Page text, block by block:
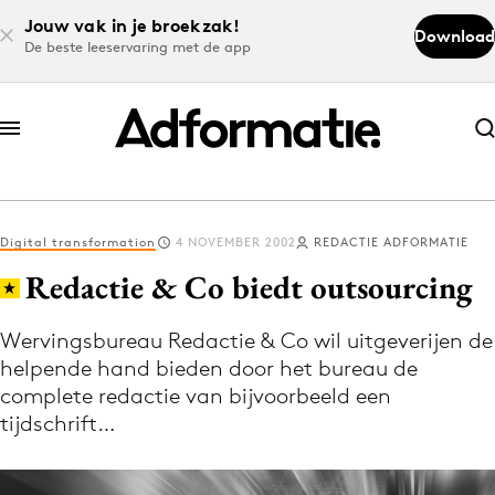
Jouw vak in je broekzak!
De beste leeservaring met de app
Download
Abonneer nu
Abonneer nu
Log in
Download de app
Volg het laatste nieuws via de Adformatie
Nieuws app
Digital transformation 4 NOVEMBER 2002 REDACTIE ADFORMATIE
Redactie & Co biedt outsourcing
Wervingsbureau Redactie & Co wil uitgeverijen de
helpende hand bieden door het bureau de
complete redactie van bijvoorbeeld een
tijdschrift…